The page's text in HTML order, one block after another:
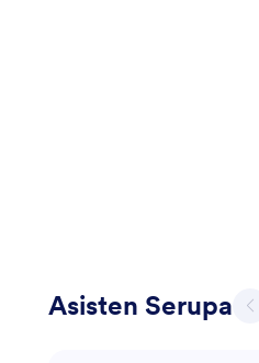
Asisten Serupa